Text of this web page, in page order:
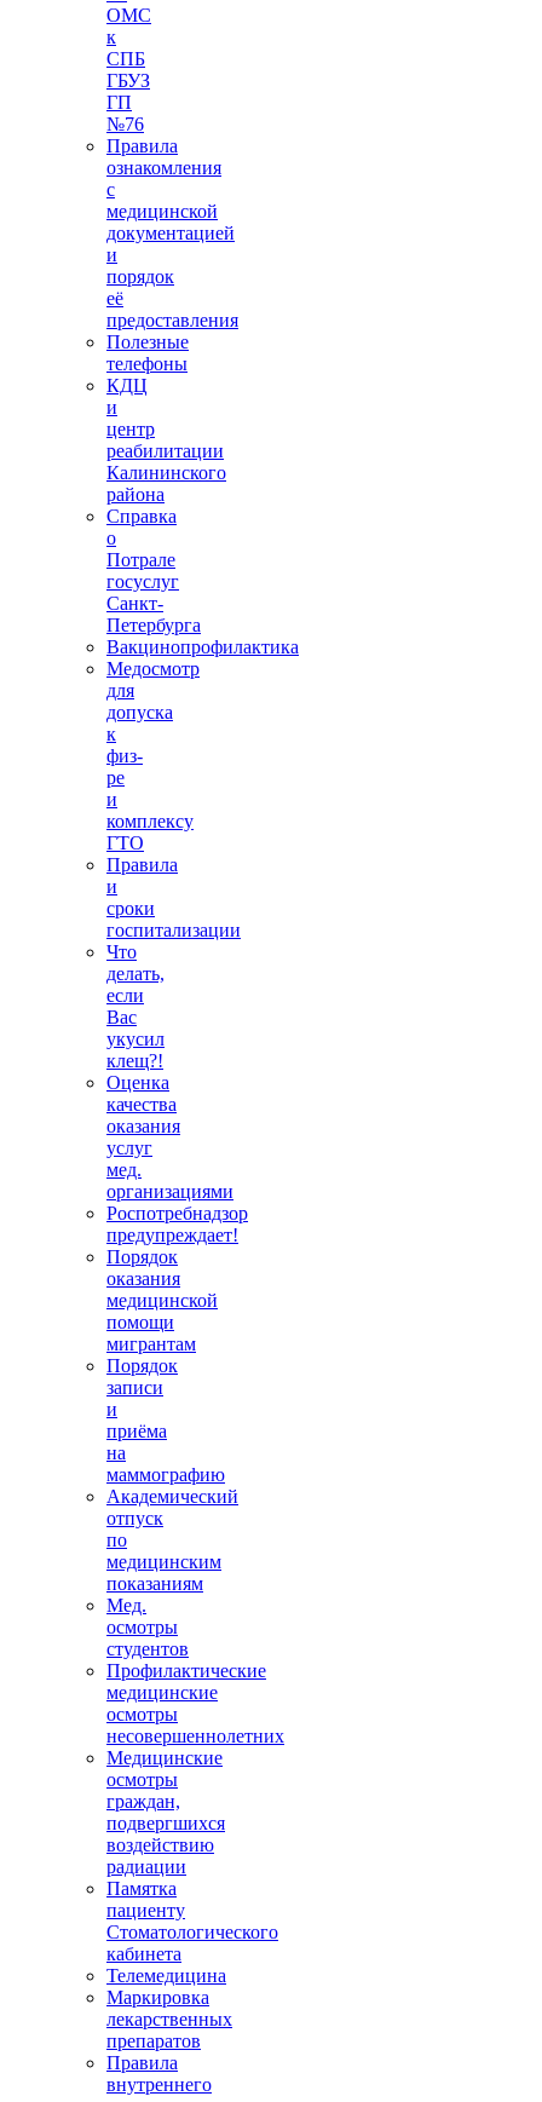
ОМС
к
СПБ
ГБУЗ
ГП
№76
Правила
ознакомления
с
медицинской
документацией
и
порядок
её
предоставления
Полезные
телефоны
КДЦ
и
центр
реабилитации
Калининского
района
Справка
о
Потрале
госуслуг
Санкт-
Петербурга
Вакцинопрофилактика
Медосмотр
для
допуска
к
физ-
ре
и
комплексу
ГТО
Правила
и
сроки
госпитализации
Что
делать,
если
Вас
укусил
клещ?!
Оценка
качества
оказания
услуг
мед.
организациями
Роспотребнадзор
предупреждает!
Порядок
оказания
медицинской
помощи
мигрантам
Порядок
записи
и
приёма
на
маммографию
Академический
отпуск
по
медицинским
показаниям
Мед.
осмотры
студентов
Профилактические
медицинские
осмотры
несовершеннолетних
Медицинские
осмотры
граждан,
подвергшихся
воздействию
радиации
Памятка
пациенту
Стоматологического
кабинета
Телемедицина
Маркировка
лекарственных
препаратов
Правила
внутреннего